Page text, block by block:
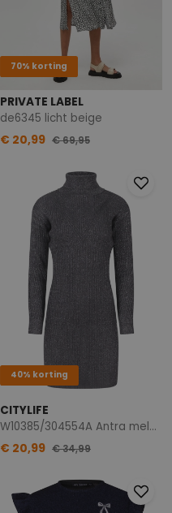
70% korting
PRIVATE LABEL
de6345 licht beige
€ 20,99 € 69,95
40% korting
CITYLIFE
W10385/304554A Antra melee
€ 20,99 € 34,99